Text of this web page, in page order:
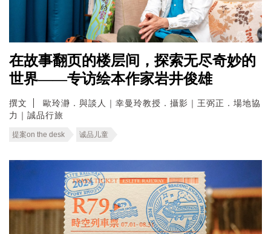
在故事翻页的楼层间，探索无尽奇妙的
世界——专访绘本作家岩井俊雄
撰文
歐玲瀞．與談人｜幸曼玲教授．攝影｜王弼正．場地協
力｜誠品行旅
提案on the desk 诚品儿童